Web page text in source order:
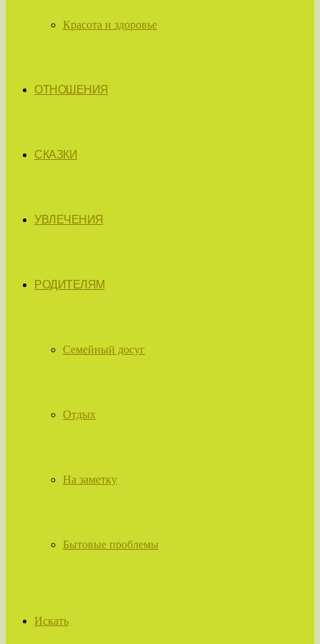
Красота и здоровье
ОТНОШЕНИЯ
СКАЗКИ
УВЛЕЧЕНИЯ
РОДИТЕЛЯМ
Семейный досуг
Отдых
На заметку
Бытовые проблемы
Искать